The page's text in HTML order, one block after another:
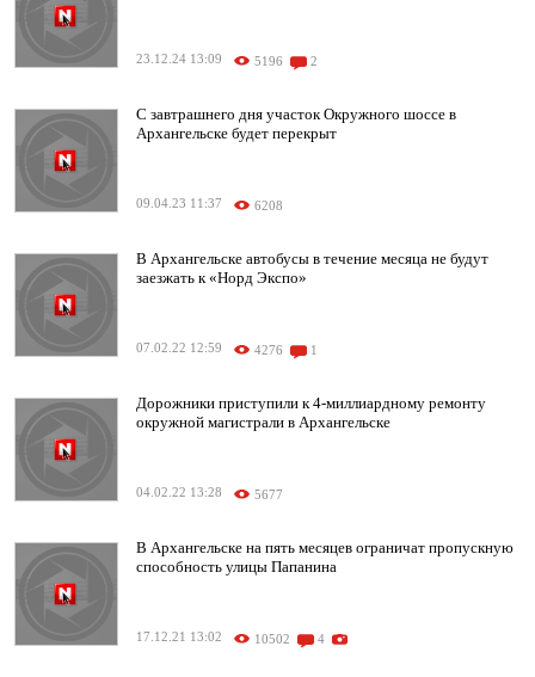
23.12.24 13:09 5196 2
С завтрашнего дня участок Окружного шоссе в
Архангельске будет перекрыт
09.04.23 11:37 6208
В Архангельске автобусы в течение месяца не будут
заезжать к «Норд Экспо»
07.02.22 12:59 4276 1
Дорожники приступили к 4-миллиардному ремонту
окружной магистрали в Архангельске
04.02.22 13:28 5677
В Архангельске на пять месяцев ограничат пропускную
способность улицы Папанина
17.12.21 13:02 10502 4